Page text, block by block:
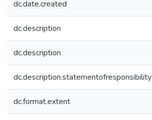
dc.date.created
dc.description
dc.description
dc.description.statementofresponsibility
dc.format.extent